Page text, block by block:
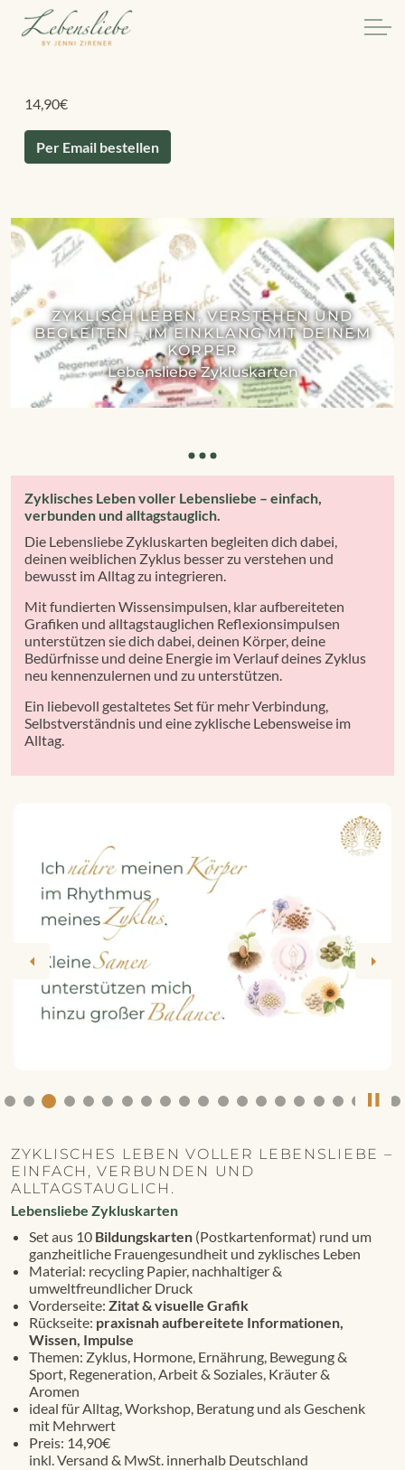
14,90€
Per Email bestellen
ZYKLISCH LEBEN, VERSTEHEN UND
BEGLEITEN – IM EINKLANG MIT DEINEM
KÖRPER
Lebensliebe Zykluskarten
Zyklisches Leben voller Lebensliebe – einfach,
verbunden und alltagstauglich.
Die Lebensliebe Zykluskarten begleiten dich dabei,
deinen weiblichen Zyklus besser zu verstehen und
bewusst im Alltag zu integrieren.
Mit fundierten Wissensimpulsen, klar aufbereiteten
Grafiken und alltagstauglichen Reflexionsimpulsen
unterstützen sie dich dabei, deinen Körper, deine
Bedürfnisse und deine Energie im Verlauf deines Zyklus
neu kennenzulernen und zu unterstützen.
Ein liebevoll gestaltetes Set für mehr Verbindung,
Selbstverständnis und eine zyklische Lebensweise im
Alltag.
Previous Next
ZYKLISCHES LEBEN VOLLER LEBENSLIEBE –
EINFACH, VERBUNDEN UND
ALLTAGSTAUGLICH.
Lebensliebe Zykluskarten
Set aus 10 Bildungskarten (Postkartenformat) rund um
ganzheitliche Frauengesundheit und zyklisches Leben
Material: recycling Papier, nachhaltiger &
umweltfreundlicher Druck
Vorderseite: Zitat & visuelle Grafik
Rückseite: praxisnah aufbereitete Informationen,
Wissen, Impulse
Themen: Zyklus, Hormone, Ernährung, Bewegung &
Sport, Regeneration, Arbeit & Soziales, Kräuter &
Aromen
ideal für Alltag, Workshop, Beratung und als Geschenk
mit Mehrwert
Preis: 14,90€
inkl. Versand & MwSt. innerhalb Deutschland